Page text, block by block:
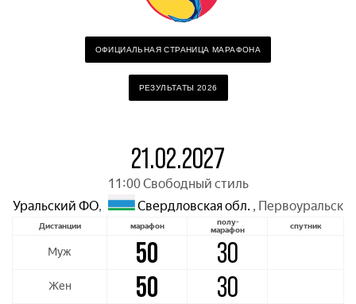
ОФИЦИАЛЬНАЯ СТРАНИЦА МАРАФОНА
РЕЗУЛЬТАТЫ 2026
21.02.2027
11:00 Свободный стиль
Уральский ФО, Свердловская обл. , Первоуральск
Дистанции марафон полу-
марафон спутник
Муж 50 30
Жен 50 30